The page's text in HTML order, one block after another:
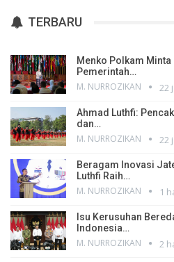
TERBARU
Menko Polkam
Pemerintah…
M. NURROZIKAN 22
Ahmad Luthfi:
dan…
M. NURROZIKAN 22
Beragam Inovasi
Luthfi Raih…
M. NURROZIKAN 1
Isu Kerusuhan
Indonesia…
M. NURROZIKAN 2